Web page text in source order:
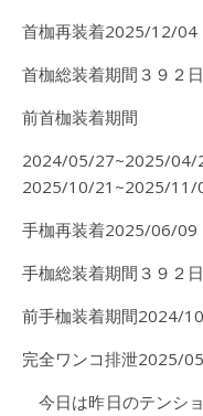
首枷再装着2025/12/
首枷総装着期間３９２
前首枷装着期間
2024/05/27~2025/
2025/10/21~2025/11/
手枷再装着2025/06/
手枷総装着期間３９２
前手枷装着期間2024/
完全ワンコ排泄2025/
今日は昨日のテンシ